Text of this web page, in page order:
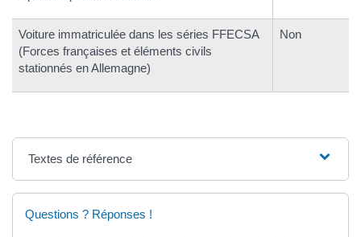
Voiture immatriculée dans les séries FFECSA
(Forces françaises et éléments civils
stationnés en Allemagne)
Non
Textes de référence
Questions ? Réponses !